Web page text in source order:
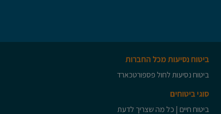
ביטוח נסיעות מכל החברות
ביטוח נסיעות לחול פספורטכארד
סוגי ביטוחים
ביטוח חיים | כל מה שצריך לדעת